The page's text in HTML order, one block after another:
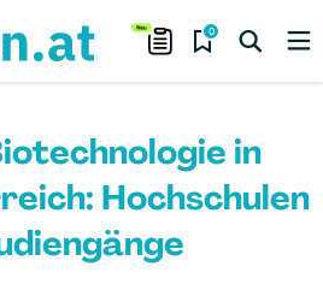
0
in
Hochschulen